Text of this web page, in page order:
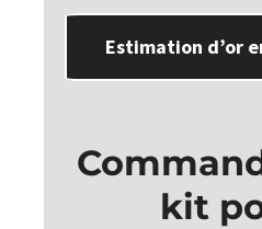
Estimation d’or
kit